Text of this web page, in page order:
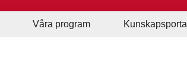
Våra program Kunskapsportal